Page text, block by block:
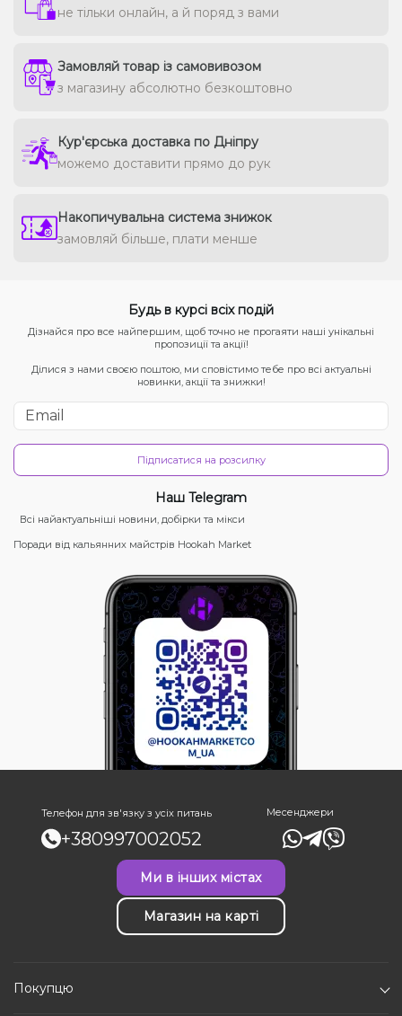
не тільки онлайн, а й поряд з вами
Замовляй товар із самовивозом
з магазину абсолютно безкоштовно
Кур'єрська доставка по Дніпру
можемо доставити прямо до рук
Накопичувальна система знижок
замовляй більше, плати менше
Будь в курсі всіх подій
Дізнайся про все найпершим, щоб точно не прогаяти наші унікальні
пропозиції та акції!
Ділися з нами своєю поштою, ми сповістимо тебе про всі актуальні
новинки, акції та знижки!
Підписатися на розсилку
Наш Telegram
Всі найактуальніші новини, добірки та мікси
Поради від кальянних майстрів Hookah Market
Телефон для зв'язку з усіх питань
+380997002052
Месенджери
Ми в інших містах
Магазин на карті
Покупцю